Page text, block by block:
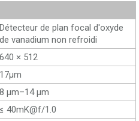
Détecteur de plan focal d'oxyde
de vanadium non refroidi
640 × 512
17μm
8 μm–14 μm
≤ 40mK@f/1.0